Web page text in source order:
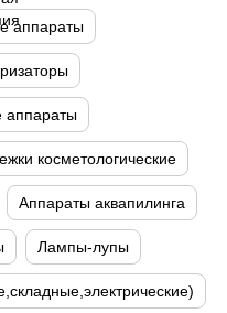
аппараты
аппараты
косметологические
Аппараты аквапилинга
Лампы-лупы